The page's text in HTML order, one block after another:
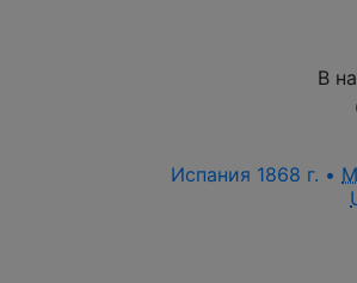
В
Испания 1868 г. •